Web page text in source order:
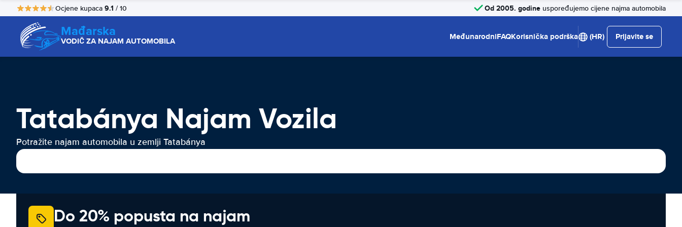
Ocjene kupaca 9.1 / 10 Od 2005. godine uspoređujemo cijene najma automobila
Mađarska
VODIČ ZA NAJAM AUTOMOBILA MeđunarodniFAQKorisnička podrška (HR) Prijavite se
Tatabánya Najam Vozila
Potražite najam automobila u zemlji Tatabánya
Do 20% popusta na najam